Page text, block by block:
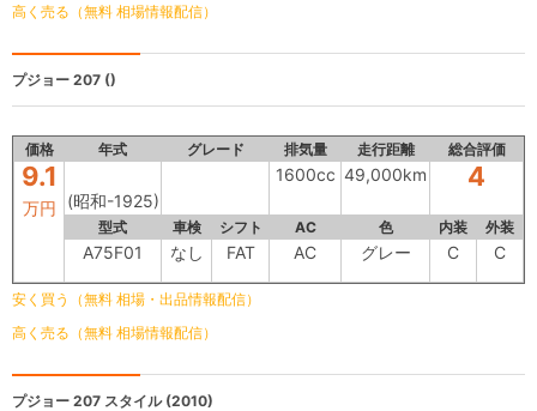
高く売る（無料 相場情報配信）
プジョー 207 ()
価格 年式 グレード 排気量 走行距離 総合評価
9.1
万円 (昭和-1925)
1600cc 49,000km 4
型式 車検 シフト AC 色 内装 外装
A75F01 なし FAT AC グレー C C
安く買う（無料 相場・出品情報配信）
高く売る（無料 相場情報配信）
プジョー 207 スタイル (2010)